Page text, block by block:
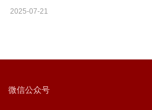
2025-07-21
微信公众号